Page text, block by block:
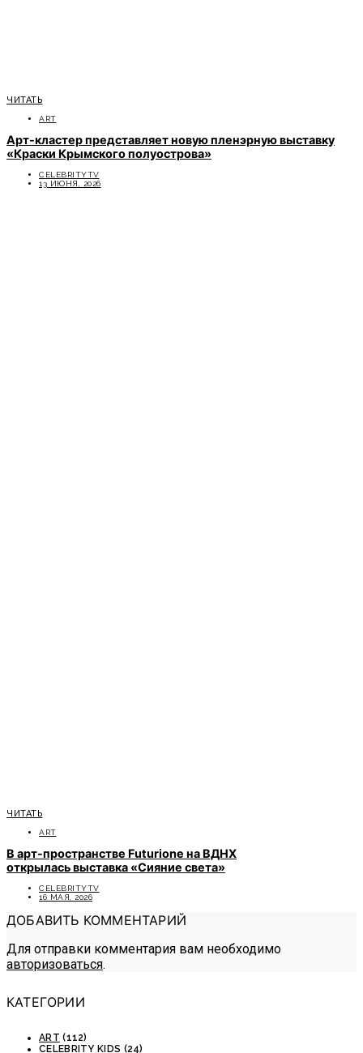
ЧИТАТЬ
ART
Арт-кластер представляет новую пленэрную выставку
«Краски Крымского полуострова»
CELEBRITYTV
13 ИЮНЯ, 2026
ЧИТАТЬ
ART
В арт-пространстве Futurione на ВДНХ
открылась выставка «Сияние света»
CELEBRITYTV
16 МАЯ, 2026
ДОБАВИТЬ КОММЕНТАРИЙ
Для отправки комментария вам необходимо
авторизоваться.
КАТЕГОРИИ
ART (112)
CELEBRITY KIDS (24)